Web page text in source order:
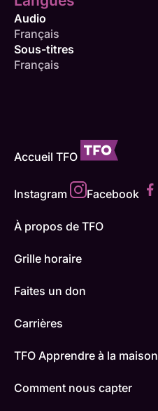
Audio
Français
Sous-titres
Français
Accueil TFO
Instagram Facebook
À propos de TFO
Grille horaire
Faites un don
Carrières
TFO Apprendre à la maison
Comment nous capter